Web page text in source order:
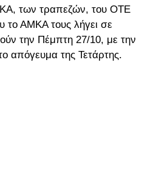
των τραπεζών, του ΟΤΕ
το ΑΜΚΑ τους λήγει σε
την Πέμπτη 27/10, με την
απόγευμα της Τετάρτης.